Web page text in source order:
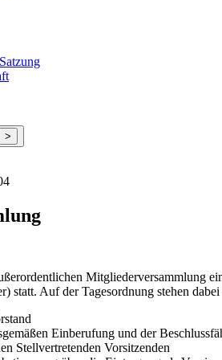
Mitgliederversammlung
statt. Auf der Tagesordnung stehen
Einberufung und der
Stellvertretenden Vorsitzenden